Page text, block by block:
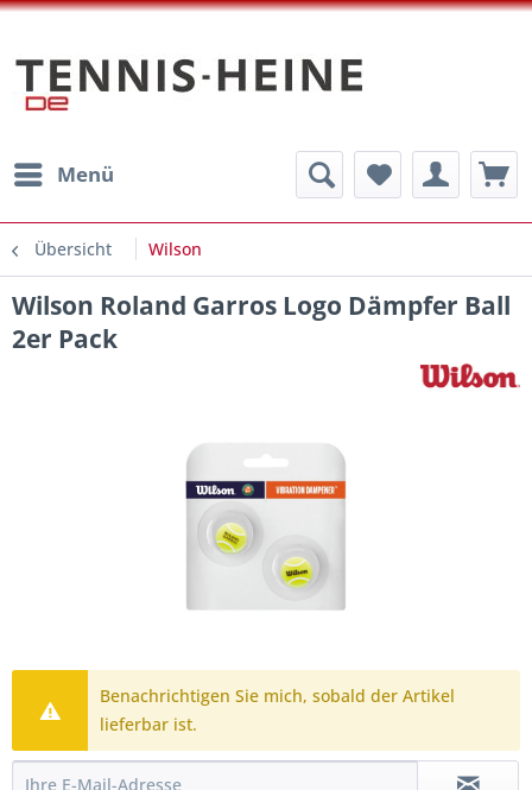
Menü
Übersicht Wilson
Wilson Roland Garros Logo Dämpfer Ball
2er Pack
Benachrichtigen Sie mich, sobald der Artikel
lieferbar ist.